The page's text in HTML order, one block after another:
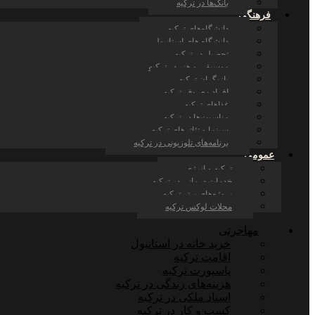
بانک‌ها در ترکیه
فرهنگی
دانشگاه‌های ترکیه
دانشگاه های استانبول
تحصیل در ترکیه
موسیقی و هنر در ترکیه
بازیگران ترکیه
افراد معروف ترکیه
غذاهای ترکیه
مناسبت‌ها در ترکیه
سینما و تئاترهای ترکیه
برنامه‌های تلوزیونی در ترکیه
عمومی
ترکیه و انرژی
خدمات درمانی در ترکیه
پروژه‌های برتر ترکیه
محلات لوکس ترکیه
مهاجرتی
خرید خانه در استانبول
اقامت ترکیه
پاسپورت ترکیه
هزینه‌های زندگی در ترکیه
اسناد ملکی در ترکیه
کسب و کار در ترکیه